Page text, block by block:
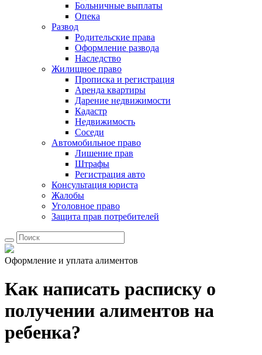
Больничные выплаты
Опека
Развод
Родительские права
Оформление развода
Наследство
Жилищное право
Прописка и регистрация
Аренда квартиры
Дарение недвижимости
Кадастр
Недвижимость
Соседи
Автомобильное право
Лишение прав
Штрафы
Регистрация авто
Консультация юриста
Жалобы
Уголовное право
Защита прав потребителей
Оформление и уплата алиментов
Как написать расписку о
получении алиментов на
ребенка?